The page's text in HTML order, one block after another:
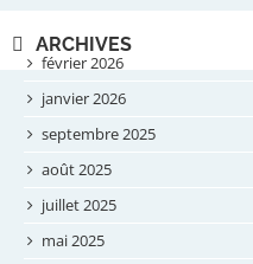
ARCHIVES
février 2026
janvier 2026
septembre 2025
août 2025
juillet 2025
mai 2025